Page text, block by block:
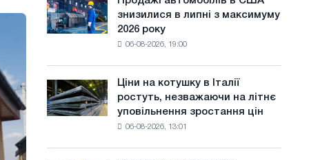
в
а
й
т
у
PwC
Продажі
автомобілів
в
липні
з
року
знизилися в липні з максимуму
2026 року
06-08-2026, 19:00
Ціни
на
котушку
Ціни на котушку в Італії
ростуть, незважаючи на літнє
уповільнення зростання цін
06-08-2026, 13:01